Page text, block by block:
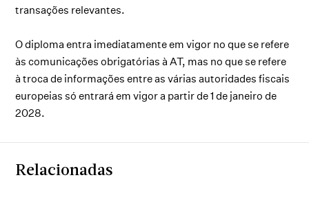
transações relevantes.
O diploma entra imediatamente em vigor no que se refere
às comunicações obrigatórias à AT, mas no que se refere
à troca de informações entre as várias autoridades fiscais
europeias só entrará em vigor a partir de 1 de janeiro de
2028.
Relacionadas